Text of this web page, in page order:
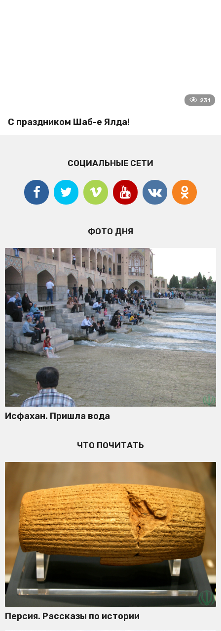
231
С праздником Шаб-е Ялда!
СОЦИАЛЬНЫЕ СЕТИ
ФОТО ДНЯ
Исфахан. Пришла вода
ЧТО ПОЧИТАТЬ
Персия. Рассказы по истории